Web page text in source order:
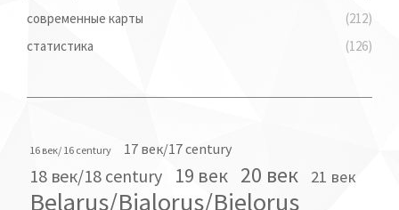
современные карты
(212)
статистика
(126)
16 век/ 16 century 17 век/17 century
18 век/18 century 19 век 20 век 21 век
Belarus/Bialorus/Bielorus